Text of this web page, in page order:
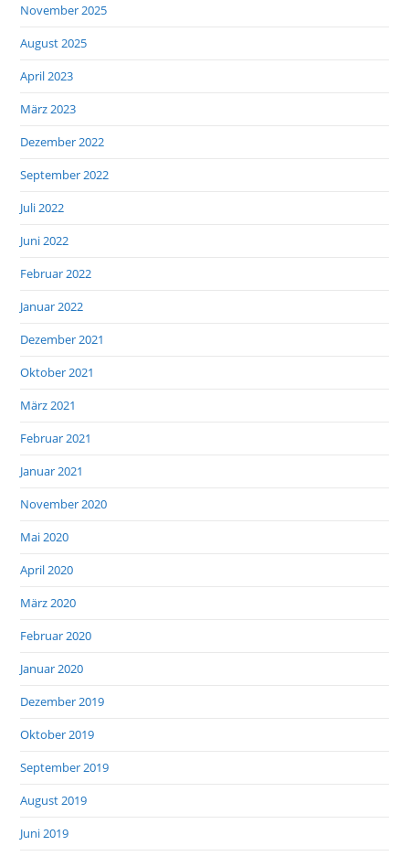
November 2025
August 2025
April 2023
März 2023
Dezember 2022
September 2022
Juli 2022
Juni 2022
Februar 2022
Januar 2022
Dezember 2021
Oktober 2021
März 2021
Februar 2021
Januar 2021
November 2020
Mai 2020
April 2020
März 2020
Februar 2020
Januar 2020
Dezember 2019
Oktober 2019
September 2019
August 2019
Juni 2019